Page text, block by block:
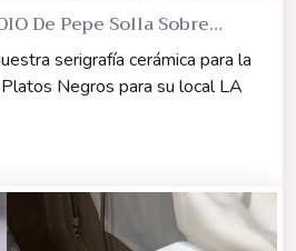
De Pepe Solla Sobre
serigrafía cerámica para la
Negros para su local LA